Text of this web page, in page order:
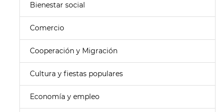
Bienestar social
Comercio
Cooperación y Migración
Cultura y fiestas populares
Economía y empleo